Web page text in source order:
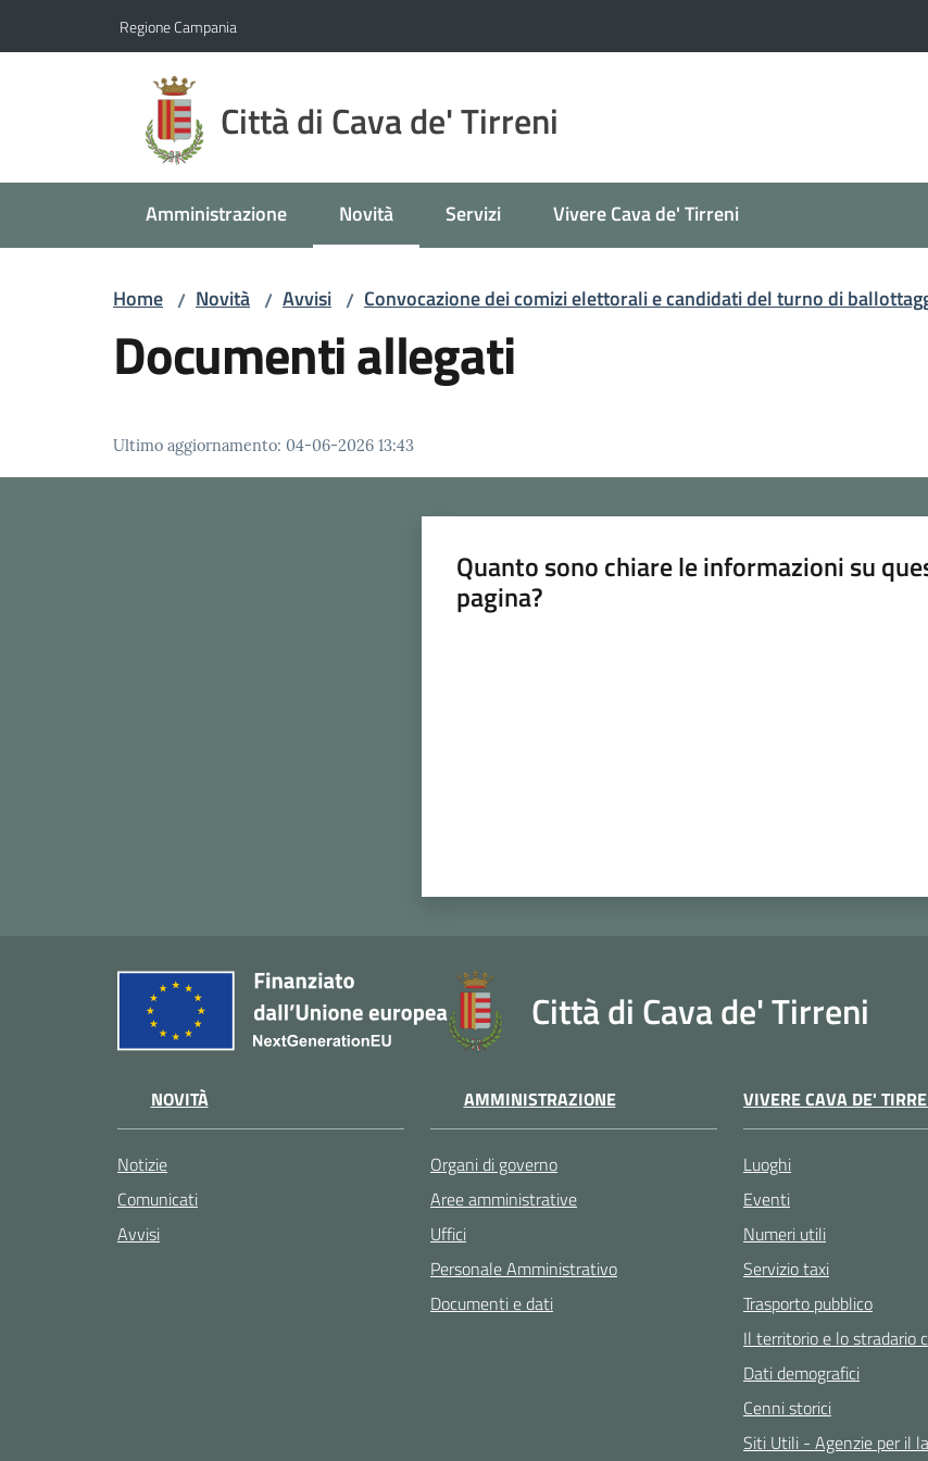
Regione Campania
Città di Cava de' Tirreni
Amministrazione Novità
Menu selezionato
Servizi Vivere Cava de' Tirreni
Home / Novità / Avvisi / Convocazione dei comizi elettorali e candidati del turno di
Documenti allegati
Ultimo aggiornamento: 04-06-2026 13:43
Quanto sono chiare le informazioni su
pagina?
Città di Cava de' Tirreni
NOVITÀ
Notizie
Comunicati
Avvisi
AMMINISTRAZIONE
Organi di governo
Aree amministrative
Uffici
Personale Amministrativo
Documenti e dati
VIVERE CAVA DE'
Luoghi
Eventi
Numeri utili
Servizio taxi
Trasporto pubblico
Il territorio e lo stradario
Dati demografici
Cenni storici
Siti Utili - Agenzie per il